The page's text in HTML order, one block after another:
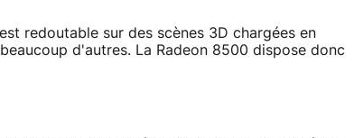
redoutable sur des scènes 3D chargées en
d'autres. La Radeon 8500 dispose donc